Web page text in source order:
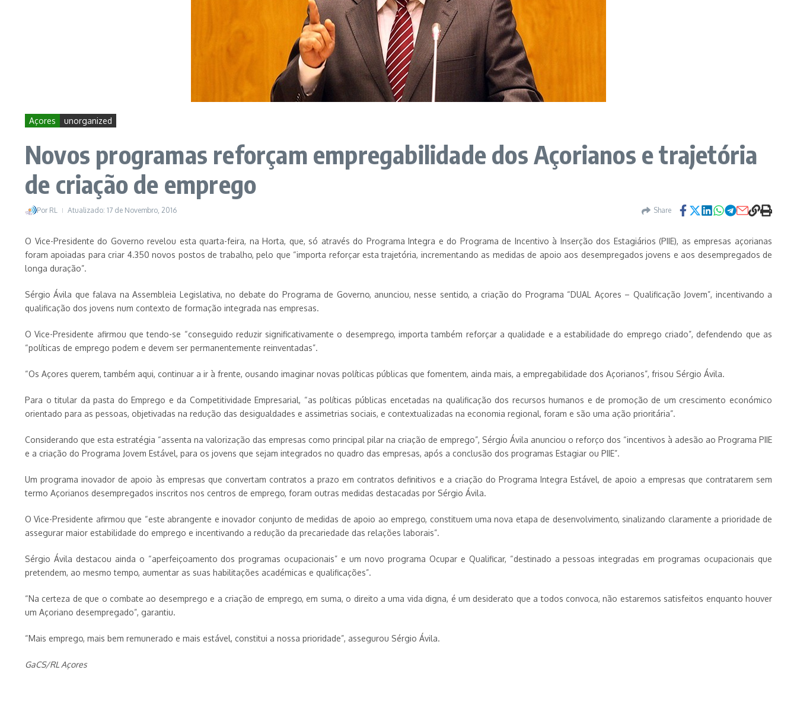
Açores unorganized
Novos programas reforçam empregabilidade dos Açorianos e trajetória
de criação de emprego
Por RL Atualizado: 17 de Novembro, 2016 Share
O Vice-Presidente do Governo revelou esta quarta-feira, na Horta, que, só através do Programa Integra e do Programa de Incentivo à Inserção dos Estagiários (PIIE), as empresas açorianas
foram apoiadas para criar 4.350 novos postos de trabalho, pelo que “importa reforçar esta trajetória, incrementando as medidas de apoio aos desempregados jovens e aos desempregados de
longa duração”.
Sérgio Ávila que falava na Assembleia Legislativa, no debate do Programa de Governo, anunciou, nesse sentido, a criação do Programa “DUAL Açores – Qualificação Jovem”, incentivando a
qualificação dos jovens num contexto de formação integrada nas empresas.
O Vice-Presidente afirmou que tendo-se “conseguido reduzir significativamente o desemprego, importa também reforçar a qualidade e a estabilidade do emprego criado”, defendendo que as
“políticas de emprego podem e devem ser permanentemente reinventadas”.
“Os Açores querem, também aqui, continuar a ir à frente, ousando imaginar novas políticas públicas que fomentem, ainda mais, a empregabilidade dos Açorianos”, frisou Sérgio Ávila.
Para o titular da pasta do Emprego e da Competitividade Empresarial, “as políticas públicas encetadas na qualificação dos recursos humanos e de promoção de um crescimento económico
orientado para as pessoas, objetivadas na redução das desigualdades e assimetrias sociais, e contextualizadas na economia regional, foram e são uma ação prioritária”.
Considerando que esta estratégia “assenta na valorização das empresas como principal pilar na criação de emprego”, Sérgio Ávila anunciou o reforço dos “incentivos à adesão ao Programa PIIE
e a criação do Programa Jovem Estável, para os jovens que sejam integrados no quadro das empresas, após a conclusão dos programas Estagiar ou PIIE”.
Um programa inovador de apoio às empresas que convertam contratos a prazo em contratos definitivos e a criação do Programa Integra Estável, de apoio a empresas que contratarem sem
termo Açorianos desempregados inscritos nos centros de emprego, foram outras medidas destacadas por Sérgio Ávila.
O Vice-Presidente afirmou que “este abrangente e inovador conjunto de medidas de apoio ao emprego, constituem uma nova etapa de desenvolvimento, sinalizando claramente a prioridade de
assegurar maior estabilidade do emprego e incentivando a redução da precariedade das relações laborais”.
Sérgio Ávila destacou ainda o “aperfeiçoamento dos programas ocupacionais” e um novo programa Ocupar e Qualificar, “destinado a pessoas integradas em programas ocupacionais que
pretendem, ao mesmo tempo, aumentar as suas habilitações académicas e qualificações”.
“Na certeza de que o combate ao desemprego e a criação de emprego, em suma, o direito a uma vida digna, é um desiderato que a todos convoca, não estaremos satisfeitos enquanto houver
um Açoriano desempregado”, garantiu.
“Mais emprego, mais bem remunerado e mais estável, constitui a nossa prioridade”, assegurou Sérgio Ávila.
GaCS/RL Açores